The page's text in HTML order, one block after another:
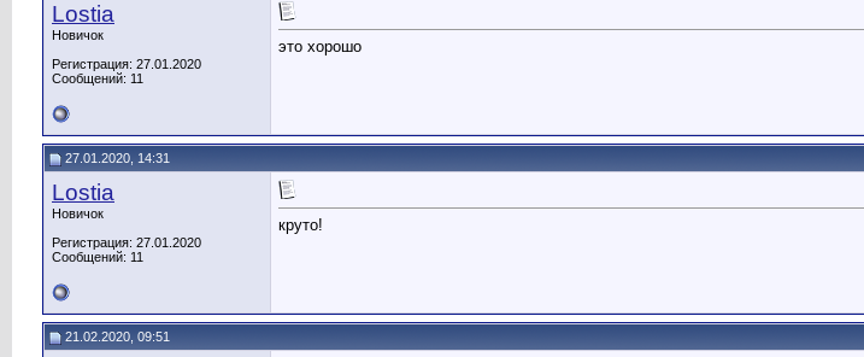
Lostia
Новичок
Регистрация: 27.01.2020
Сообщений: 11
это хорошо
27.01.2020, 14:31
Lostia
Новичок
Регистрация: 27.01.2020
Сообщений: 11
круто!
21.02.2020, 09:51